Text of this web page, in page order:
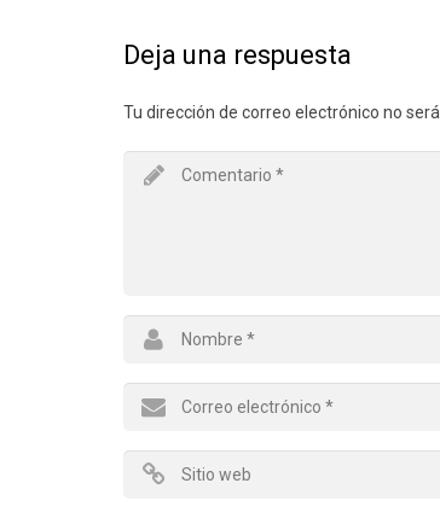
Deja una respuesta
Tu dirección de correo electrónico no